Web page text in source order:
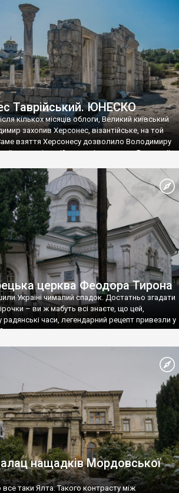
доби. Раритети викрадені з фондів об’єкту
спадщини ЮНЕСКО «Херсонеса Таврійського».
виставку «Золото Візантії», але експерти та
вважають це лише […]
Таврійський. ЮНЕСКО
кількох місяців облоги, Великий київський
захопив Херсонес, візантійське, на той
взяття Херсонесу дозволило Володимиру
умови візантійському імператору Василю ІІ,
язичник, став Василем-
А потім було Хрещення Русі. На честь
названо місто […]
церква Феодора Тирона
Україні чималий спадок. Достатньо згадати
– ви ж мабуть всі знаєте, що цей,
радянські часи, легендарний рецепт привезли у
нащадків Мордовської
все таки Ялта. Такого контрасту між